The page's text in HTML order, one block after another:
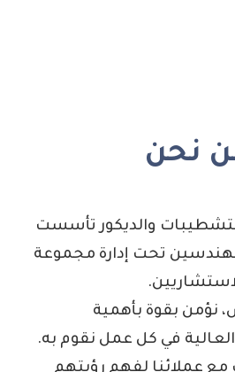
نحن
والديكور تأسست
تحت إدارة مجموعة
نؤمن بقوة بأهمية
في كل عمل نقوم به.